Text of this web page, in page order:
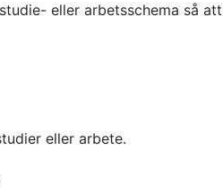
eller arbetsschema så att
eller arbete.